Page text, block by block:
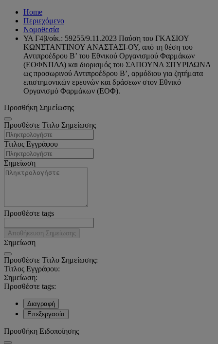
Home
Περιεχόμενο
Νομοθεσία
ΥΑ Γ4β/οίκ.: 59255/9.11.2023 Παύση του ΓΚΑΣΙΟΥ
ΚΩΝΣΤΑΝΤΙΝΟΥ ΑΝΑΣΤΑΣΙ-ΟΥ, από τη θέση του
Αντιπροέδρου Β’ του Εθνικού Οργανισμού Φαρμάκων
(ΕΟΦΝΠΔΔ) και διορισμός του ΣΑΠΟΥΝΑ ΣΠΥΡΙΔΩΝΑ
ως προσωρινού Αντιπροέδρου Β’, αρμόδιου για ζητήματα
επιστημονικών ερευνών και δράσεων στον Εθνικό
Οργανισμό Φαρμάκων (ΕΟΦ).
Προσθήκη Σημείωσης
Προσθέστε Τίτλο Σημείωσης
Τίτλος Εγγράφου
Σημείωση
Προσθέστε tags
Αποθήκευση Σημείωσης
Σημείωση
Προσθέστε Τίτλο Σημείωσης:
Τίτλος Εγγράφου:
Σημείωση:
Προσθέστε tags:
Διαγραφή
Επεξεργασία
Προσθήκη Ειδοποίησης